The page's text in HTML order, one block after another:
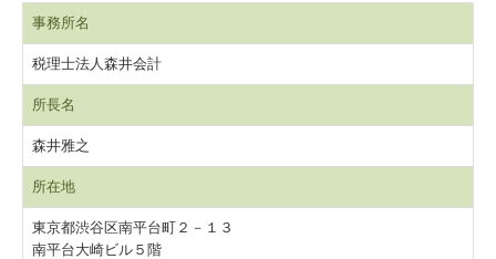
建設業用会計情報DB
特許取得
個人情報保護方針
事務所名
税理士法人森井会計
所長名
森井雅之
所在地
東京都渋谷区南平台町２－１３
南平台大崎ビル５階